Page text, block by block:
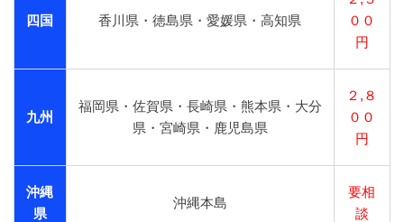
四国 香川県・徳島県・愛媛県・高知県
００
円
九州
福岡県・佐賀県・長崎県・熊本県・大分
県・宮崎県・鹿児島県
２,８
００
円
沖縄
県
沖縄本島
要相
談